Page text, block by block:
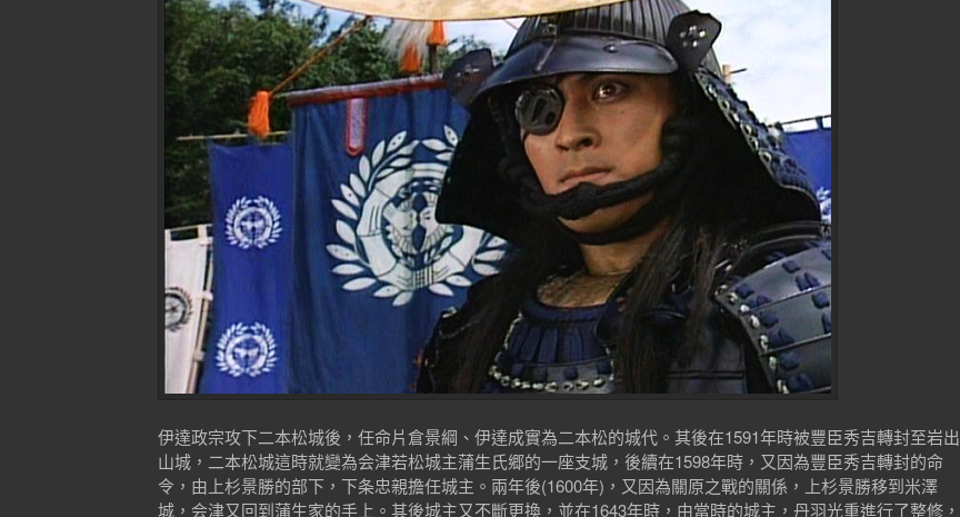
伊達政宗攻下二本松城後，任命片倉景綱、伊達成實為二本松的城代。其後在1591年時被豐臣秀吉轉封至岩出
山城，二本松城這時就變為会津若松城主蒲生氏郷的一座支城，後續在1598年時，又因為豐臣秀吉轉封的命
令，由上杉景勝的部下，下条忠親擔任城主。兩年後(1600年)，又因為關原之戰的關係，上杉景勝移到米澤
城，会津又回到蒲生家的手上。其後城主又不斷更換，並在1643年時，由當時的城主，丹羽光重進行了整修，